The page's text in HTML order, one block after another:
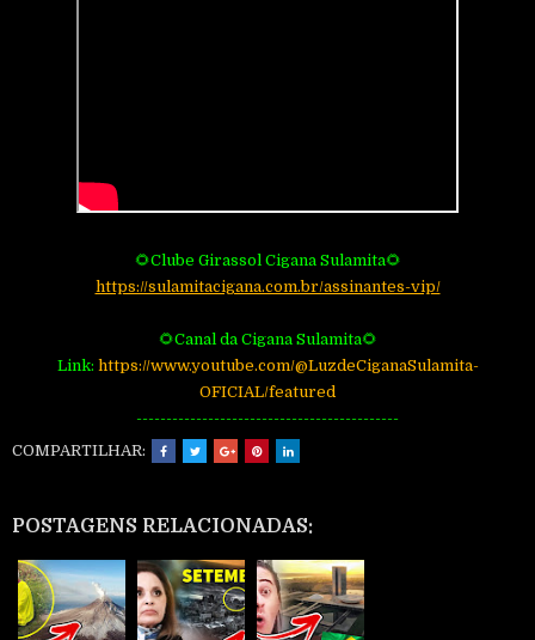
🌻Clube Girassol Cigana Sulamita🌻
https://sulamitacigana.com.br/assinantes-vip/
🌻Canal da Cigana Sulamita🌻
Link: https://www.youtube.com/@LuzdeCiganaSulamita-
OFICIAL/featured
--------------------------------------------
COMPARTILHAR:
POSTAGENS RELACIONADAS: